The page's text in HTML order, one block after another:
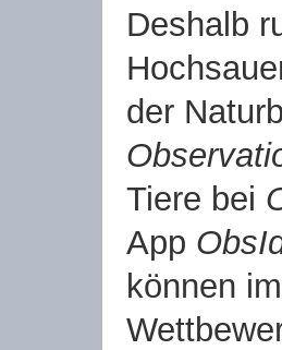
Deshalb
der
Tiere bei
App
können